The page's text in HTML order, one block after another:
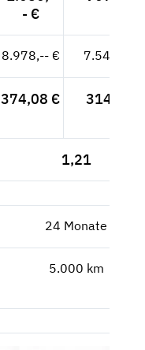
- €
8.978,-- € 7.544,54
374,08 € 314,36 €
1,21
24 Monate
5.000 km